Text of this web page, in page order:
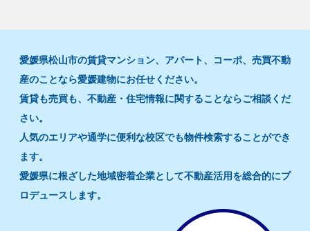
愛媛県松山市の賃貸マンション、アパート、コーポ、売買不動
産のことなら愛媛建物にお任せください。
賃貸も売買も、不動産・住宅情報に関することならご相談くだ
さい。
人気のエリアや通学に便利な校区でも物件検索することができ
ます。
愛媛県に根ざした地域密着企業として不動産活用を総合的にプ
ロデュースします。